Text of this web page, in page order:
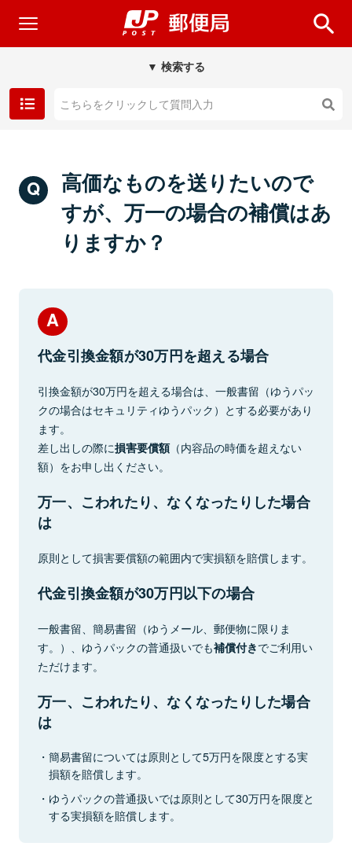
▼ 検索する
高価なものを送りたいので
すが、万一の場合の補償はあ
りますか？
代金引換金額が30万円を超える場合
引換金額が30万円を超える場合は、一般書留（ゆうパッ
クの場合はセキュリティゆうパック）とする必要があり
ます。
差し出しの際に損害要償額（内容品の時価を超えない
額）をお申し出ください。
万一、こわれたり、なくなったりした場合
は
原則として損害要償額の範囲内で実損額を賠償します。
代金引換金額が30万円以下の場合
一般書留、簡易書留（ゆうメール、郵便物に限りま
す。）、ゆうパックの普通扱いでも補償付きでご利用い
ただけます。
万一、こわれたり、なくなったりした場合
は
簡易書留については原則として5万円を限度とする実
損額を賠償します。
ゆうパックの普通扱いでは原則として30万円を限度と
する実損額を賠償します。